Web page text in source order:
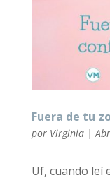
Fuera de tu
por Virginia|
Uf, cuando leí